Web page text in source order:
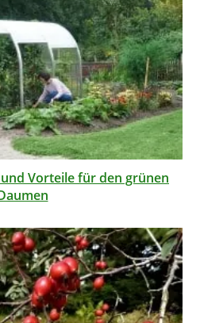
Vorteile für den grünen